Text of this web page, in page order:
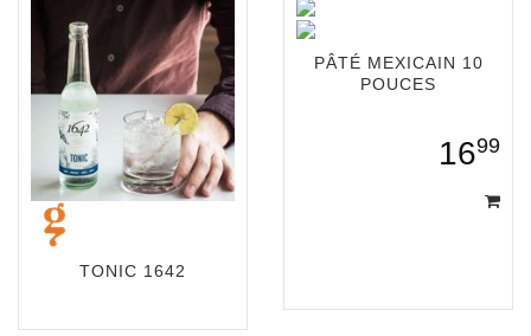
TONIC 1642
PÂTÉ MEXICAIN 10
POUCES
1699